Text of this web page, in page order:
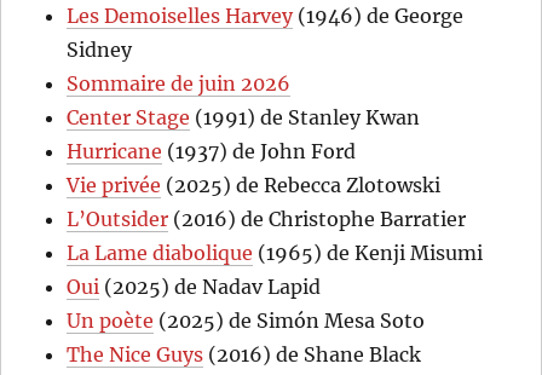
Les Demoiselles Harvey(1946) de George
Sidney
Sommaire de juin 2026
Center Stage (1991) de Stanley Kwan
Hurricane (1937) de John Ford
Vie privée (2025) de Rebecca Zlotowski
L’Outsider (2016) de Christophe Barratier
La Lame diabolique (1965) de Kenji Misumi
Oui (2025) de Nadav Lapid
Un poète (2025) de Simón Mesa Soto
The Nice Guys (2016) de Shane Black